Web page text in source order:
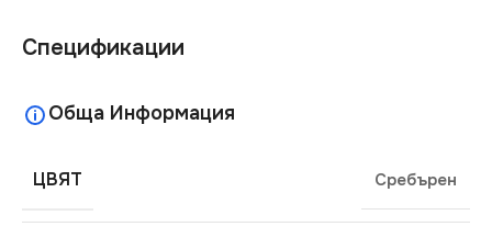
Спецификации
Обща Информация
ЦВЯТ Сребърен